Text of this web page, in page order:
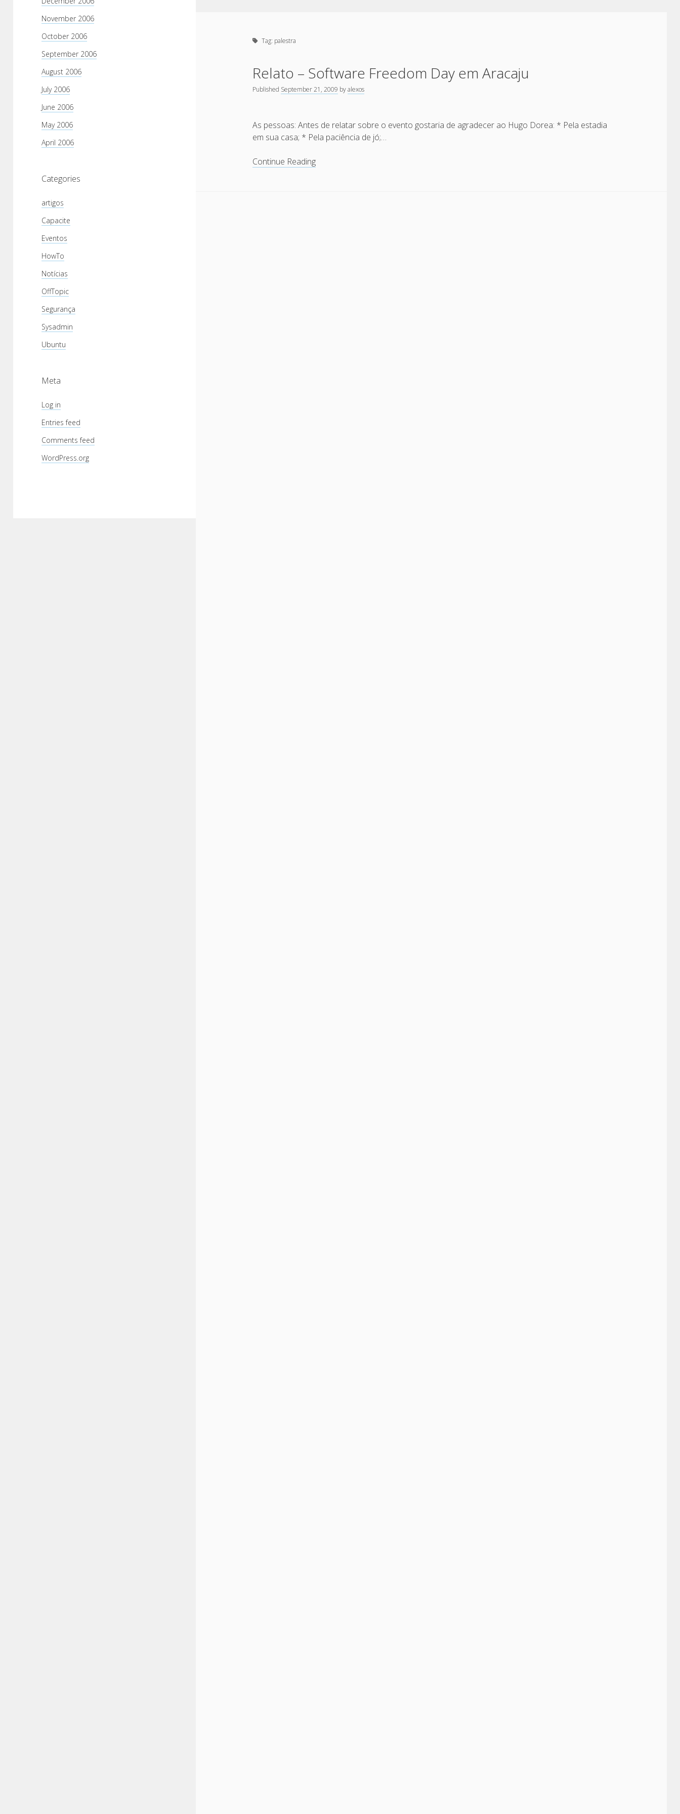
November 2006
October 2006
September 2006
August 2006
July 2006
June 2006
May 2006
April 2006
Categories
artigos
Capacite
Eventos
HowTo
Notícias
OffTopic
Segurança
Sysadmin
Ubuntu
Meta
Log in
Entries feed
Comments feed
WordPress.org
Tag: palestra
Relato – Software Freedom Day em Aracaju
Published September 21, 2009 byalexos
As pessoas: Antes de relatar sobre o evento gostaria de agradecer ao Hugo Dorea: * Pela estadia
em sua casa; * Pela paciência de jó;…
Continue ReadingRelato